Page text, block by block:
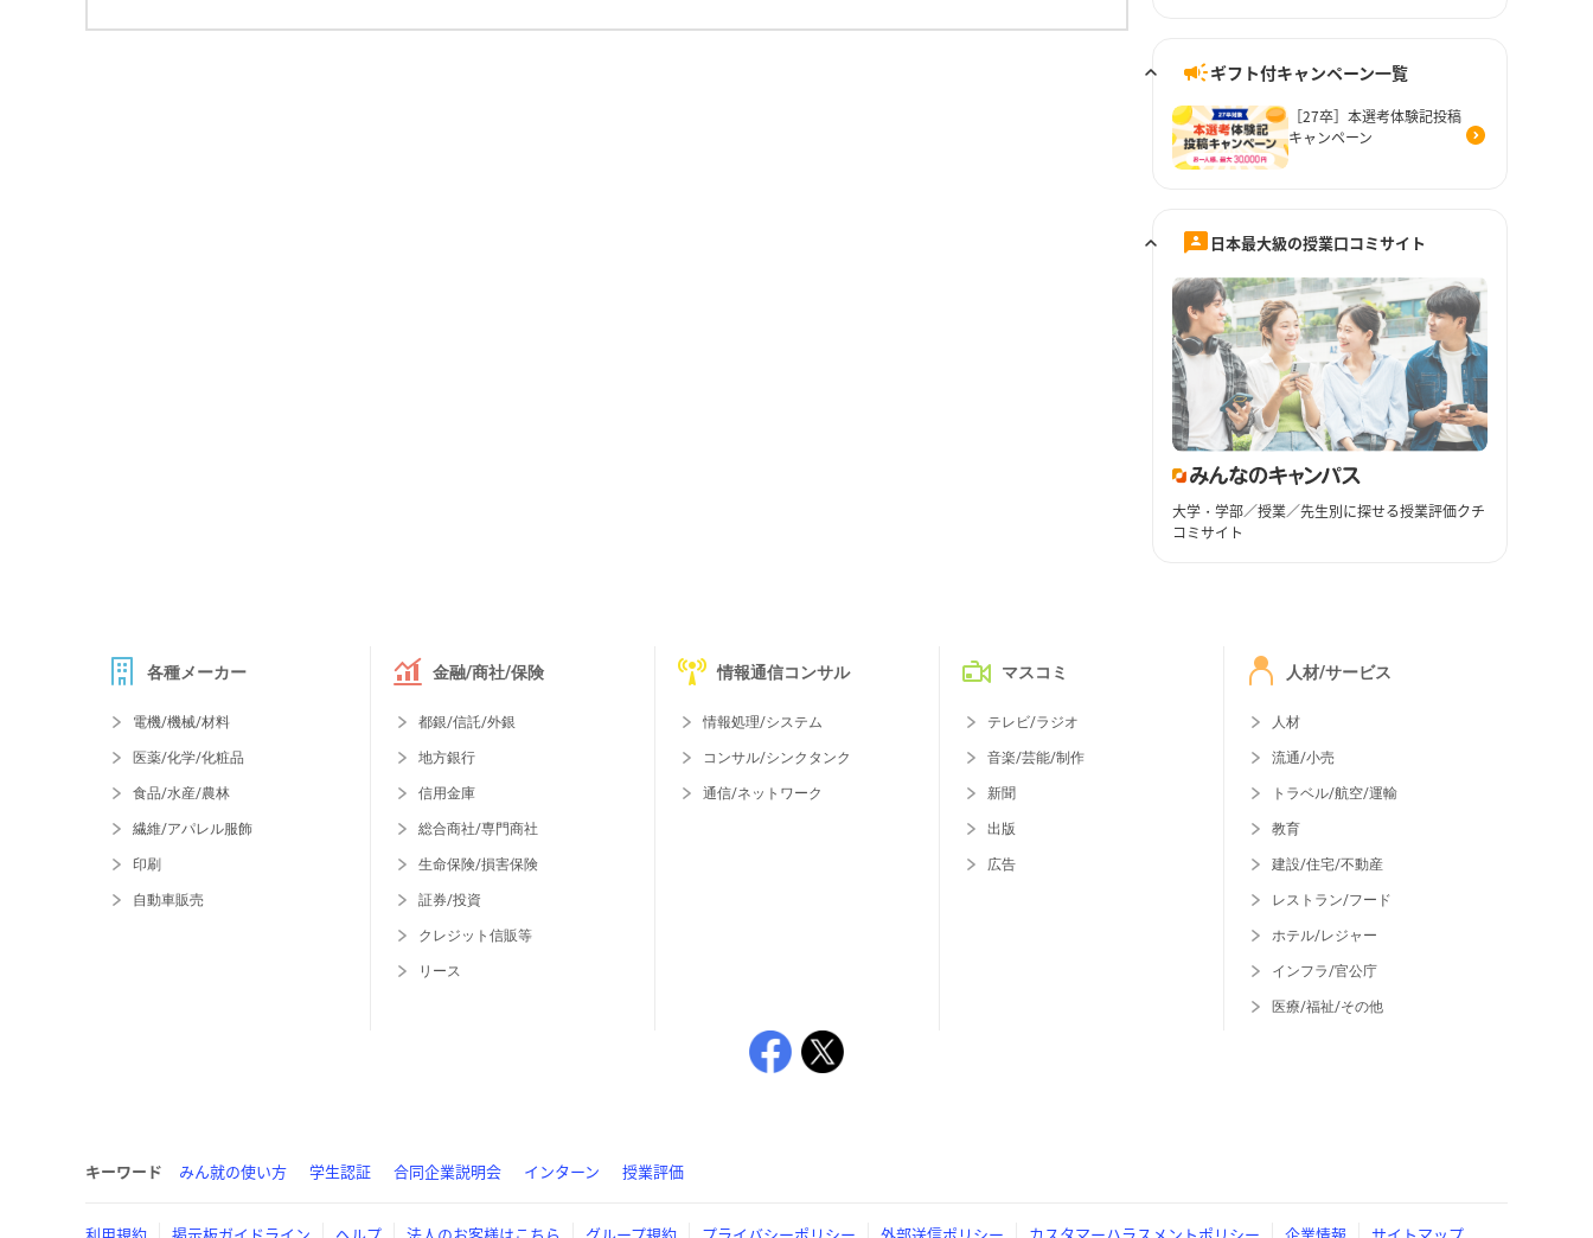
ギフト付キャンペーン一覧
［27卒］本選考体験記投稿
キャンペーン
日本最大級の授業口コミサイト
大学・学部／授業／先生別に探せる授業評価クチ
コミサイト
各種メーカー
電機/機械/材料
医薬/化学/化粧品
食品/水産/農林
繊維/アパレル服飾
印刷
自動車販売
金融/商社/保険
都銀/信託/外銀
地方銀行
信用金庫
総合商社/専門商社
生命保険/損害保険
証券/投資
クレジット信販等
リース
情報通信コンサル
情報処理/システム
コンサル/シンクタンク
通信/ネットワーク
マスコミ
テレビ/ラジオ
音楽/芸能/制作
新聞
出版
広告
人材/サービス
人材
流通/小売
トラベル/航空/運輸
教育
建設/住宅/不動産
レストラン/フード
ホテル/レジャー
インフラ/官公庁
医療/福祉/その他
キーワード みん就の使い方 学生認証 合同企業説明会 インターン 授業評価